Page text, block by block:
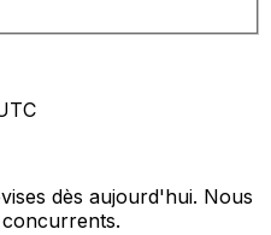
dès aujourd'hui. Nous